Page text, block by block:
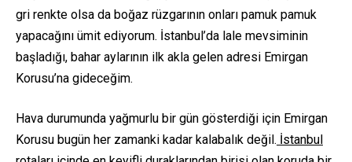
gri renkte olsa da boğaz rüzgarının onları pamuk pamuk
yapacağını ümit ediyorum. İstanbul’da lale mevsiminin
başladığı, bahar aylarının ilk akla gelen adresi Emirgan
Korusu’na gideceğim.
Hava durumunda yağmurlu bir gün gösterdiği için Emirgan
Korusu bugün her zamanki kadar kalabalık değil. İstanbul